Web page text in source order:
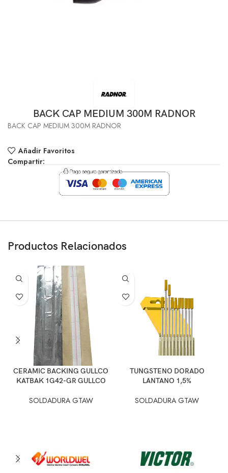
BACK CAP MEDIUM 300M RADNOR
BACK CAP MEDIUM 300M RADNOR
Añadir Favoritos
Compartir:
Productos Relacionados
CERAMIC BACKING GULLCO
KATBAK 1G42-GR GULLCO
SOLDADURA GTAW
TUNGSTENO DORADO
LANTANO 1,5%
SOLDADURA GTAW